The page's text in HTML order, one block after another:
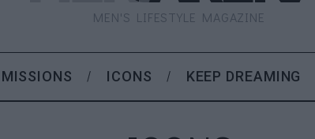
MEN'S LIFESTYLE MAGAZINE
MISSIONS ICONS KEEP DREAMING